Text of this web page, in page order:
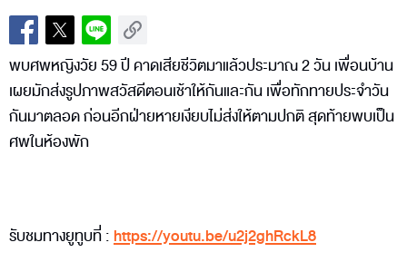
พบศพหญิงวัย 59 ปี คาดเสียชีวิตมาแล้วประมาณ 2 วัน เพื่อนบ้าน
เผยมักส่งรูปภาพสวัสดีตอนเช้าให้กันและกัน เพื่อทักทายประจำวัน
กันมาตลอด ก่อนอีกฝ่ายหายเงียบไม่ส่งให้ตามปกติ สุดท้ายพบเป็น
ศพในห้องพัก
รับชมทางยูทูบที่ : https://youtu.be/u2j2ghRckL8